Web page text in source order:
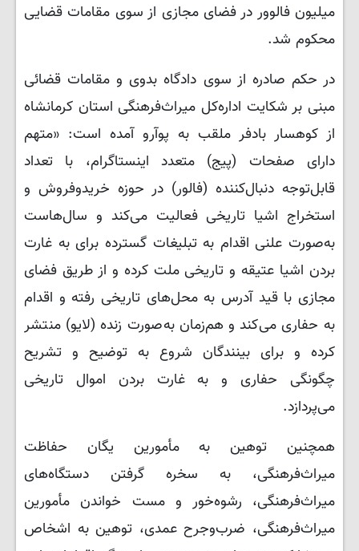
میلیون فالوور در فضای مجازی از سوی مقامات قضایی
محکوم شد.
در حکم صادره از سوی دادگاه بدوی و مقامات قضائی
مبنی بر شکایت اداره‌کل میراث‌فرهنگی استان کرمانشاه
از کوهسار بادفر ملقب به پوآرو آمده است: «متهم
دارای صفحات (پیج) متعدد اینستاگرام، با تعداد
قابل‌توجه دنبال‌کننده (فالور) در حوزه خریدوفروش و
استخراج اشیا تاریخی فعالیت می‌کند و سال‌هاست
به‌صورت علنی اقدام به تبلیغات گسترده برای به غارت
بردن اشیا عتیقه و تاریخی ملت کرده و از طریق فضای
مجازی با قید آدرس به محل‌های تاریخی رفته و اقدام
به حفاری می‌کند و هم‌زمان به‌صورت زنده (لایو) منتشر
کرده و برای بینندگان شروع به توضیح و تشریح
چگونگی حفاری و به غارت بردن اموال تاریخی
می‌پردازد.
همچنین توهین به مأمورین یگان حفاظت
میراث‌فرهنگی، به سخره گرفتن دستگاه‌های
میراث‌فرهنگی، رشوه‌خور و مست خواندن مأمورین
میراث‌فرهنگی، ضرب‌وجرح عمدی، توهین به اشخاص